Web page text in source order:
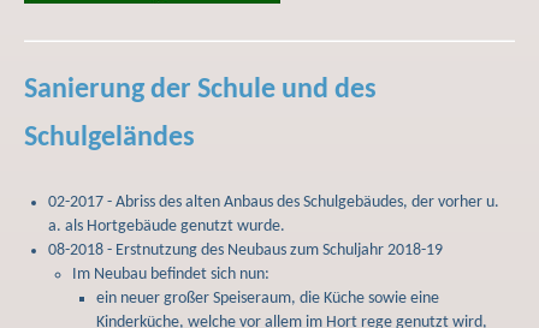
Sanierung der Schule und des
Schulgeländes
02-2017 - Abriss des alten Anbaus des Schulgebäudes, der vorher u.
a. als Hortgebäude genutzt wurde.
08-2018 - Erstnutzung des Neubaus zum Schuljahr 2018-19
Im Neubau befindet sich nun:
ein neuer großer Speiseraum, die Küche sowie eine
Kinderküche, welche vor allem im Hort rege genutzt wird,